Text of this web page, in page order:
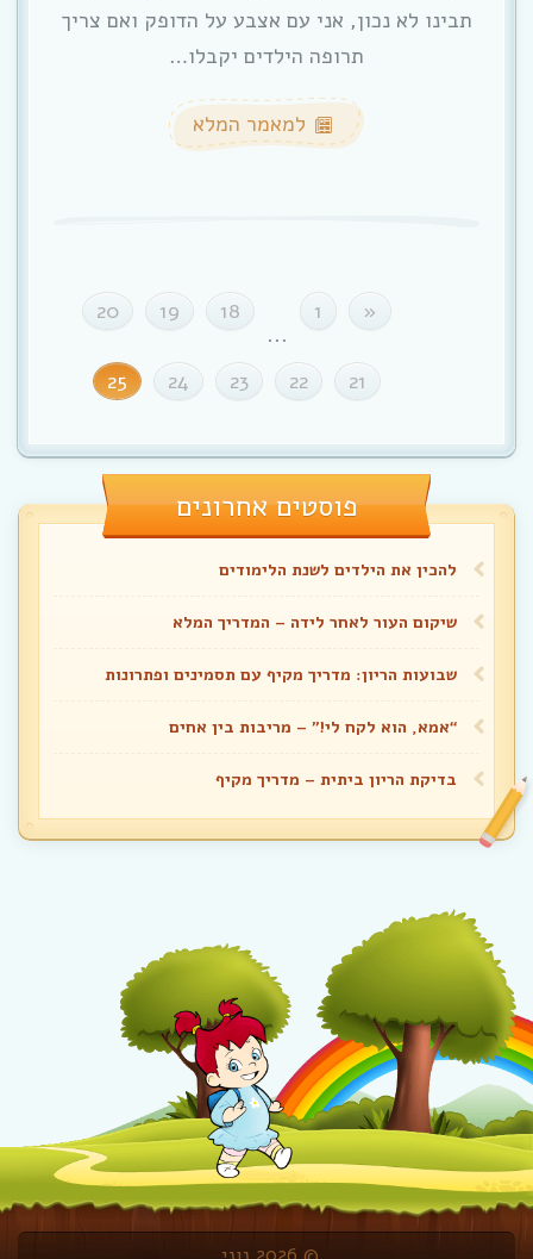
תבינו לא נכון, אני עם אצבע על הדופק ואם צריך
תרופה הילדים יקבלו…
למאמר המלא
«
1
...
18
19
20
21
22
23
24
25
פוסטים אחרונים
להכין את הילדים לשנת הלימודים
שיקום העור לאחר לידה – המדריך המלא
שבועות הריון: מדריך מקיף עם תסמינים ופתרונות
“אמא, הוא לקח לי!” – מריבות בין אחים
בדיקת הריון ביתית – מדריך מקיף